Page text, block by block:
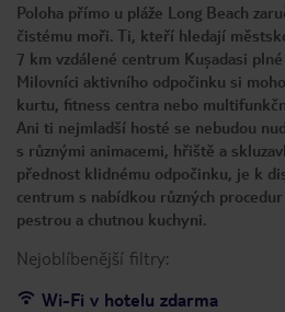
Poloha přímo u pláže Long Beach
čistému moři. Ti, kteří hledají
7 km vzdálené centrum Kuşadasi
Milovníci aktivního odpočinku si
kurtu, fitness centra nebo
Ani ti nejmladší hosté se nebudou
s různými animacemi, hřiště a
přednost klidnému odpočinku, je k
centrum s nabídkou různých
pestrou a chutnou kuchyni.
Nejoblíbenější filtry:
Wi-Fi v hotelu zdarma